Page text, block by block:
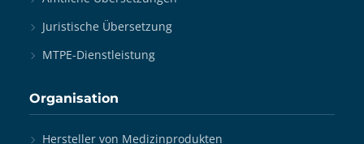
Juristische Übersetzung
MTPE-Dienstleistung
Organisation
Hersteller von Medizinprodukten